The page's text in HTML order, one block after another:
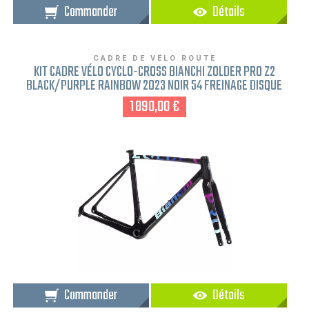
Commander Détails
CADRE DE VÉLO ROUTE
KIT CADRE VÉLO CYCLO-CROSS BIANCHI ZOLDER PRO Z2
BLACK/PURPLE RAINBOW 2023 NOIR 54 FREINAGE DISQUE
1 890,00 €
Commander Détails